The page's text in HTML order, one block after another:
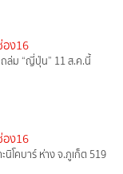
อง16
ล่ม “ญี่ปุ่น” 11 ส.ค.นี้
อง16
นิโคบาร์ ห่าง จ.ภูเก็ต 519